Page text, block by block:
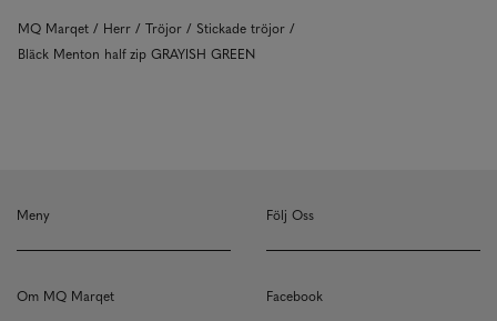
MQ Marqet Herr Tröjor
Stickade tröjor
Bläck Menton half zip GRAYISH GREEN
Meny
Om MQ Marqet
Följ Oss
Facebook